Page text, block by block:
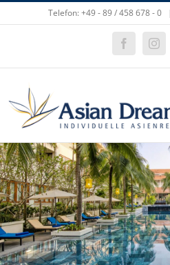
Inhalt
Telefon: +49 - 89 / 458 678 - 0
Facebook
Zeige
grösseres
Bild